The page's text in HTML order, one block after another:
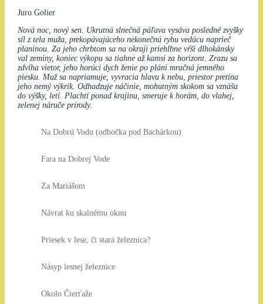
Juro Golier
Nová noc, nový sen. Ukrutná slnečná páľava vysáva posledné zvyšky
síl z tela muža, prekopávajúceho nekonečnú ryhu vedúcu naprieč
planinou. Za jeho chrbtom sa na okraji priehlbne vŕši dlhokánsky
val zeminy, koniec výkopu sa tiahne až kamsi za horizont. Zrazu sa
zdvíha vietor, jeho horúci dych ženie po pláni mračná jemného
piesku. Muž sa napriamuje, vyvracia hlavu k nebu, priestor pretína
jeho nemý výkrik. Odhadzuje náčinie, mohutným skokom sa vznáša
do výšky, letí. Plachtí ponad krajinu, smeruje k horám, do vlahej,
zelenej náruče prírody.
Na Dobrú Vodu (odbočka pod Bachárkou)
Fara na Dobrej Vode
Za Mariášom
Návrat ku skalnému oknu
Priesek v lese, či stará železnica?
Násyp lesnej železnice
Okolo Čierťaže